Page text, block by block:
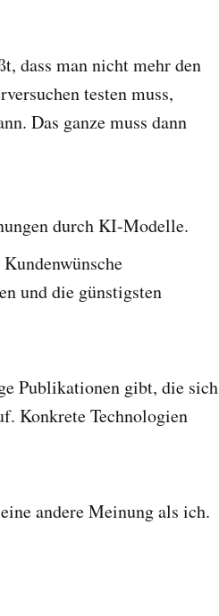
dass man nicht mehr den
testen muss,
Das ganze muss dann
durch KI-Modelle.
und die günstigsten
Publikationen gibt, die sich
Konkrete Technologien
andere Meinung als ich.